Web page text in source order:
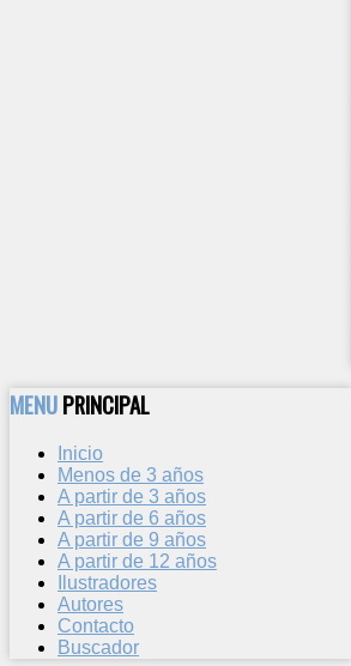
MENUPRINCIPAL
Inicio
Menos de 3 años
A partir de 3 años
A partir de 6 años
A partir de 9 años
A partir de 12 años
Ilustradores
Autores
Contacto
Buscador